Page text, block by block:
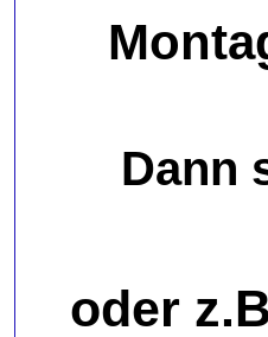
Dann
oder